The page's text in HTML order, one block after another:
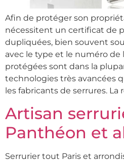
Afin de protéger son
nécessitent un certificat de
dupliquées, bien souvent
avec le type et le numéro de
protégées sont dans la
technologies très avancées
les fabricants de serrures.
Artisan
Panthéon et
Serrurier tout Paris et